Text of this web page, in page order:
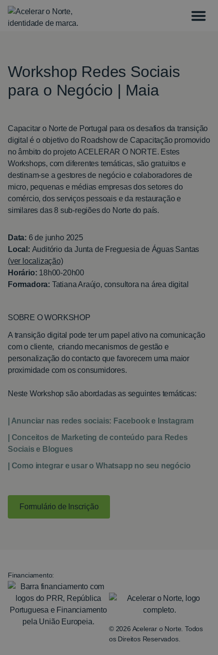
Workshop Redes Sociais
para o Negócio | Maia
Capacitar o Norte de Portugal para os desafios da transição
digital é o objetivo do Roadshow de Capacitação promovido
no âmbito do projeto ACELERAR O NORTE. Estes
Workshops, com diferentes temáticas, são gratuitos e
destinam-se a gestores de negócio e colaboradores de
micro, pequenas e médias empresas dos setores do
comércio, dos serviços pessoais e da restauração e
similares das 8 sub-regiões do Norte do país.
Data: 6 de junho 2025
Local: Auditório da Junta de Freguesia de Águas Santas
(ver localização)
Horário: 18h00-20h00
Formadora: Tatiana Araújo, consultora na área digital
SOBRE O WORKSHOP
A transição digital pode ter um papel ativo na comunicação
com o cliente, criando mecanismos de gestão e
personalização do contacto que favorecem uma maior
proximidade com os consumidores.
Neste Workshop são abordadas as seguintes temáticas:
| Anunciar nas redes sociais: Facebook e Instagram
| Conceitos de Marketing de conteúdo para Redes
Sociais e Blogues
| Como integrar e usar o Whatsapp no seu negócio
Formulário de Inscrição
© 2026 Acelerar o Norte. Todos
os Direitos Reservados.
Financiamento: